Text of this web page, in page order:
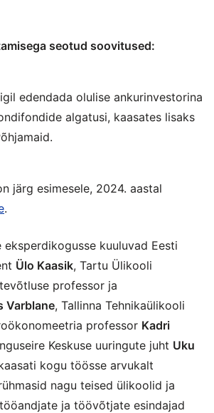
seotud soovitused:
edendada olulise ankurinvestorina
algatusi, kaasates lisaks
järg esimesele, 2024. aastal
.
eksperdikogusse kuuluvad Eesti
Ülo Kaasik, Tartu Ülikooli
professor ja
Varblane, Tallinna Tehnikaülikooli
professor Kadri
Keskuse uuringute juht Uku
kogu töösse arvukalt
nagu teised ülikoolid ja
ja töövõtjate esindajad